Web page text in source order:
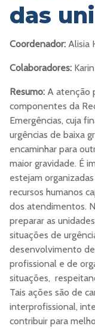
das
Coordenador: Alisia
Colaboradores:
Resumo: A atenção
componentes da
Emergências, cuja
urgências de baixa
encaminhar para
maior gravidade. É
estejam
recursos humanos
dos atendimentos.
preparar as
situações de
desenvolvimento
profissional e de
situações,
Tais ações são de
interprofissional,
contribuir para